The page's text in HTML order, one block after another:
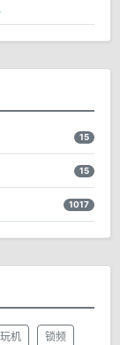
15
15
1017
玩机 锁频